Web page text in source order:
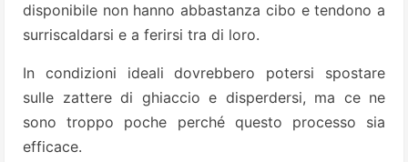
disponibile non hanno abbastanza cibo e tendono a
surriscaldarsi e a ferirsi tra di loro.
In condizioni ideali dovrebbero potersi spostare
sulle zattere di ghiaccio e disperdersi, ma ce ne
sono troppo poche perché questo processo sia
efficace.